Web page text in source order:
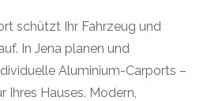
schützt Ihr Fahrzeug und
In Jena planen und
Aluminium-Carports –
Ihres Hauses. Modern,